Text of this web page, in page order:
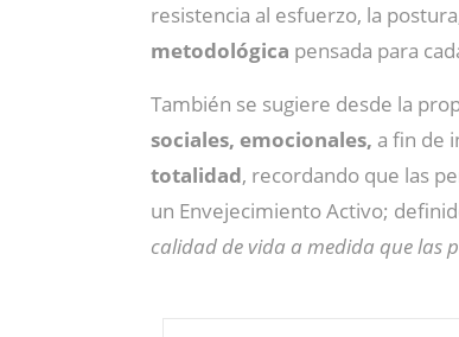
resistencia al esfuerzo, la
metodológica pensada para
También se sugiere desde la
sociales, emocionales, a fin de
totalidad, recordando que las
un Envejecimiento Activo;
calidad de vida a medida que las